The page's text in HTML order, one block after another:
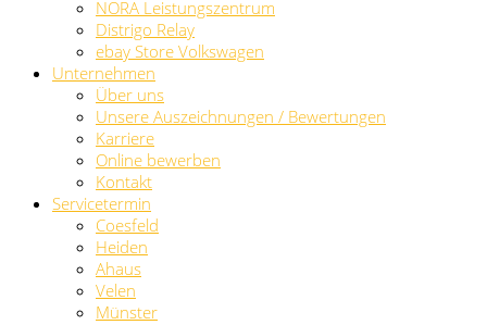
NORA Leistungszentrum
Distrigo Relay
ebay Store Volkswagen
Unternehmen
Über uns
Unsere Auszeichnungen / Bewertungen
Karriere
Online bewerben
Kontakt
Servicetermin
Coesfeld
Heiden
Ahaus
Velen
Münster